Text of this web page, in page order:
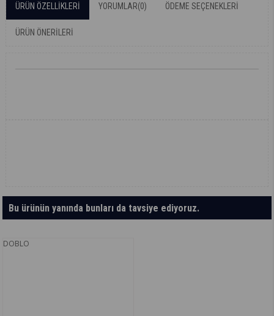
ÜRÜN ÖZELLIKLERI YORUMLAR(0) ÖDEME SEÇENEKLERI
ÜRÜN ÖNERILERI
Bu ürünün yanında bunları da tavsiye ediyoruz.
DOBLO